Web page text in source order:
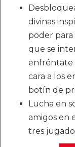
divinas
poder para
que se
enfréntate
cara a los
botín de
Lucha en
amigos en
tres